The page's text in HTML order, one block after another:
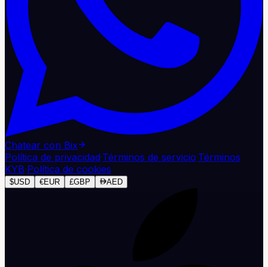
Chatear con Bix
Política de privacidad·Términos de servicio·Términos
KYB·Política de cookies
$USD €EUR £GBP AED